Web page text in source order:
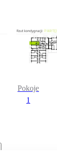
Pokoje
1